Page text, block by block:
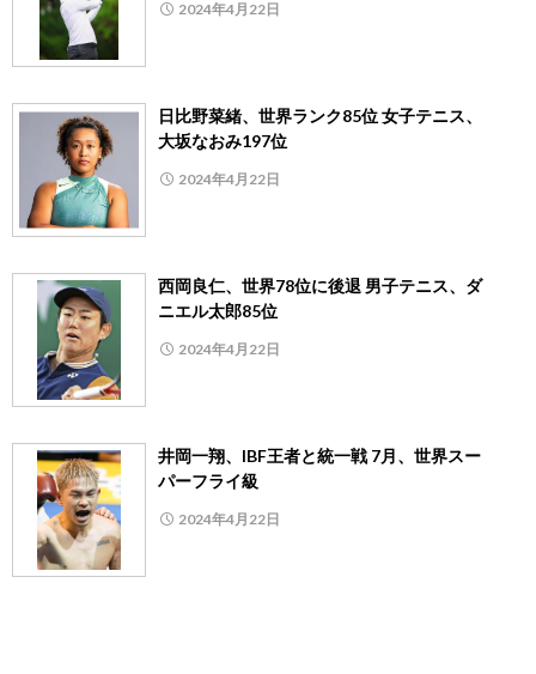
2024年4月22日
日比野菜緒、世界ランク85位 女子テニス、
大坂なおみ197位
2024年4月22日
西岡良仁、世界78位に後退 男子テニス、ダ
ニエル太郎85位
2024年4月22日
井岡一翔、IBF王者と統一戦 7月、世界スー
パーフライ級
2024年4月22日